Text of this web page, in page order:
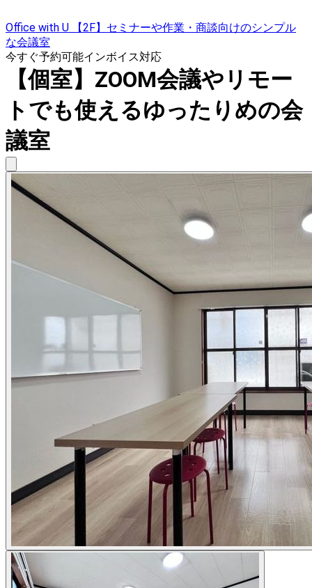
Office with U 【2F】セミナーや作業・商談向けのシンプル
な会議室
今すぐ予約可能インボイス対応
【個室】ZOOM会議やリモー
トでも使えるゆったりめの会
議室